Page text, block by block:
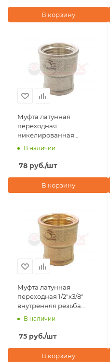
В корзину
Муфта латунная
переходная
никелированная
1/2"х3/8" внутренняя
В наличии
78 руб./шт
В корзину
Муфта латунная
переходная 1/2"х3/8"
внутренняя резьба
Valfex
В наличии
75 руб./шт
В корзину